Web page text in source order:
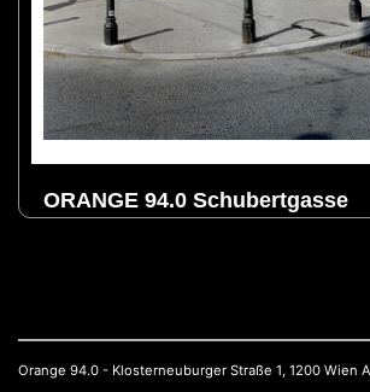
Orange 94.0 - Klosterneuburger Straße 1, 1200 Wien